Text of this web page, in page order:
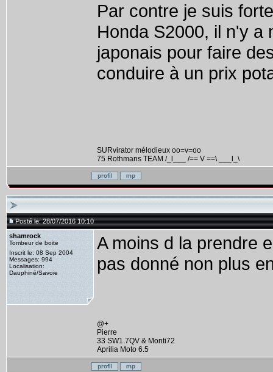
Par contre je suis
Honda S2000, il n'y a
japonais pour faire
conduire à un prix
SURvirator mélodieux oo=v=oo
75 Rothmans TEAM /_l___ /== V ==\ ___l_\
Posté le: 28/07/2016 10:10
shamrock
Tombeur de boite
Inscrit le: 08 Sep 2004
Messages: 994
Localisation:
Dauphiné/Savoie
A moins d la prendre
pas donné non plus
@+
Pierre
33 SW1.7QV & Monti72
Aprilia Moto 6.5